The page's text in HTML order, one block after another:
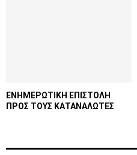
ΕΝΗΜΕΡΩΤΙΚΗ ΕΠΙΣΤΟΛΗ
ΠΡΟΣ ΤΟΥΣ ΚΑΤΑΝΑΛΩΤΕΣ